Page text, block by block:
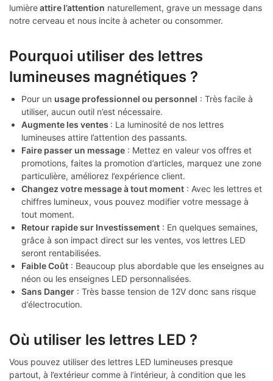
lumièreattire l’attention naturellement, grave un message dans
notre cerveau et nous incite à acheter ou consommer.
Pourquoi utiliser des lettres
lumineuses magnétiques ?
Pour un usage professionnel ou personnel : Très facile à
utiliser, aucun outil n’est nécessaire.
Augmente les ventes : La luminosité de nos lettres
lumineuses attire l’attention des passants.
Faire passer un message : Mettez en valeur vos offres et
promotions, faites la promotion d’articles, marquez une zone
particulière, améliorez l’expérience client.
Changez votre message à tout moment : Avec les lettres et
chiffres lumineux, vous pouvez modifier votre message à
tout moment.
Retour rapide sur Investissement : En quelques semaines,
grâce à son impact direct sur les ventes, vos lettres LED
seront rentabilisées.
Faible Coût : Beaucoup plus abordable que les enseignes au
néon ou les enseignes LED personnalisées.
Sans Danger : Très basse tension de 12V donc sans risque
d’électrocution.
Où utiliser les lettres LED ?
Vous pouvez utiliser des lettres LED lumineuses presque
partout, à l’extérieur comme à l’intérieur, à condition que les